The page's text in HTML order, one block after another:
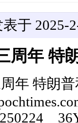
表于 2025-
周年 特
年 特朗